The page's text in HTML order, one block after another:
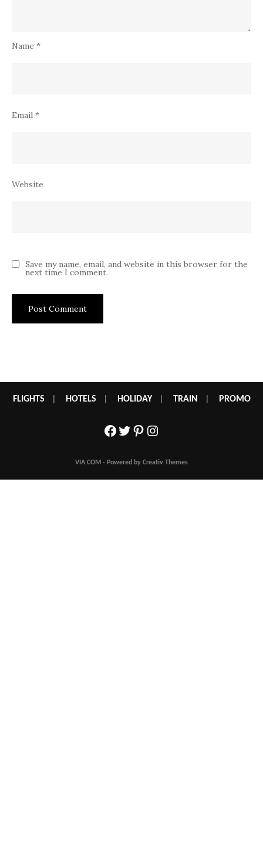
Name *
Email *
Website
Save my name, email, and website in this browser for the
next time I comment.
FLIGHTS HOTELS HOLIDAY| TRAIN PROMO
Facebook
Twitter
Pinterest
Instagram
VIA.COM - Powered by Creativ Themes